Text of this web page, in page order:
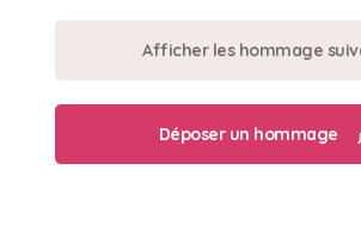
Afficher les hommage
Déposer un hommage